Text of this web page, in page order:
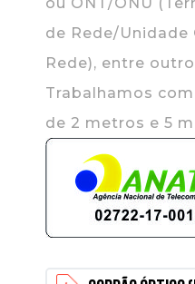
de Rede/Unidade
Rede), entre
Trabalhamos
de 2 metros e 5